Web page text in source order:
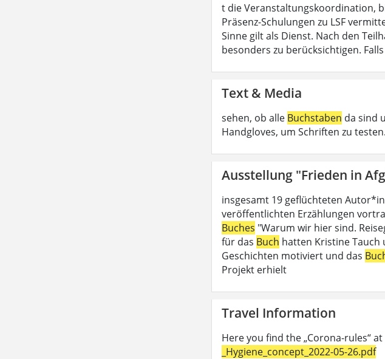
t die Veranstaltungskoordination,
Präsenz-Schulungen zu LSF
Sinne gilt als Dienst. Nach den
besonders zu berücksichtigen.
Text & Media
sehen, ob alle Buchstaben da sind
Handgloves, um Schriften zu
Ausstellung "Frieden in
insgesamt 19 geflüchteten
veröffentlichten Erzählungen
Buches "Warum wir hier sind.
für das Buch hatten Kristine Tauch
Geschichten motiviert und das
Projekt erhielt
Travel Information
Here you find the „Corona-rules“ at
_Hygiene_concept_2022-05-26.pdf